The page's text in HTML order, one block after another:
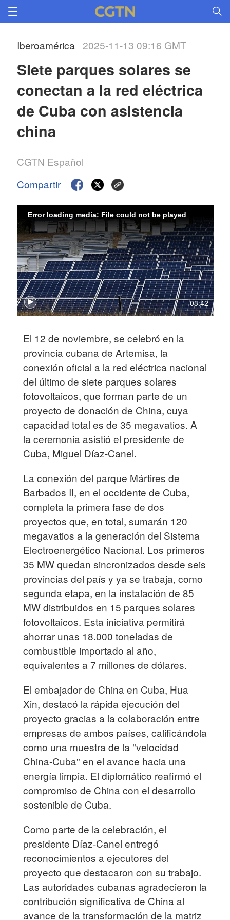
Iberoamérica 2025-11-13 09:16 GMT
Siete parques solares se
conectan a la red eléctrica
de Cuba con asistencia
china
CGTN Español
Compartir
03:42
Error loading media: File could not be played
El 12 de noviembre, se celebró en la
provincia cubana de Artemisa, la
conexión oficial a la red eléctrica nacional
del último de siete parques solares
fotovoltaicos, que forman parte de un
proyecto de donación de China, cuya
capacidad total es de 35 megavatios. A
la ceremonia asistió el presidente de
Cuba, Miguel Díaz-Canel.
La conexión del parque Mártires de
Barbados II, en el occidente de Cuba,
completa la primera fase de dos
proyectos que, en total, sumarán 120
megavatios a la generación del Sistema
Electroenergético Nacional. Los primeros
35 MW quedan sincronizados desde seis
provincias del país y ya se trabaja, como
segunda etapa, en la instalación de 85
MW distribuidos en 15 parques solares
fotovoltaicos. Esta iniciativa permitirá
ahorrar unas 18.000 toneladas de
combustible importado al año,
equivalentes a 7 millones de dólares.
El embajador de China en Cuba, Hua
Xin, destacó la rápida ejecución del
proyecto gracias a la colaboración entre
empresas de ambos países, calificándola
como una muestra de la "velocidad
China-Cuba" en el avance hacia una
energía limpia. El diplomático reafirmó el
compromiso de China con el desarrollo
sostenible de Cuba.
Como parte de la celebración, el
presidente Díaz-Canel entregó
reconocimientos a ejecutores del
proyecto que destacaron con su trabajo.
Las autoridades cubanas agradecieron la
contribución significativa de China al
avance de la transformación de la matriz